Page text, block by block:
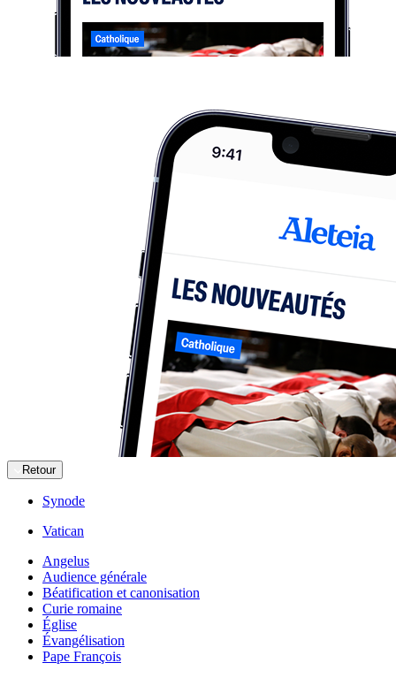
Retour
Synode
Vatican
Angelus
Audience générale
Béatification et canonisation
Curie romaine
Église
Évangélisation
Pape François